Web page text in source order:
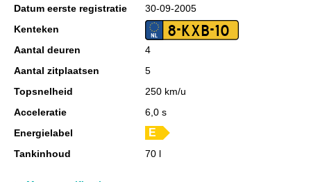
Datum eerste registratie
30-09-2005
Kenteken
8-KXB-10
Aantal deuren
4
Aantal zitplaatsen
5
Topsnelheid
250 km/u
Acceleratie
6,0 s
Energielabel
Tankinhoud
70 l